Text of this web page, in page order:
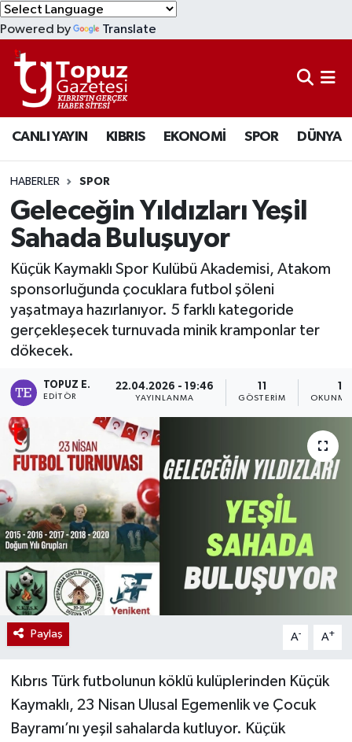
Powered by Translate
CANLI YAYIN KIBRIS EKONOMİ SPOR DÜNYA
HABERLER SPOR
Geleceğin Yıldızları Yeşil
Sahada Buluşuyor
Küçük Kaymaklı Spor Kulübü Akademisi, Atakom
sponsorluğunda çocuklara futbol şöleni
yaşatmaya hazırlanıyor. 5 farklı kategoride
gerçekleşecek turnuvada minik kramponlar ter
dökecek.
TOPUZ E.
EDITÖR
22.04.2026 - 19:46
YAYINLANMA GÖSTERIM
Paylaş A- A+
Kıbrıs Türk futbolunun köklü kulüplerinden Küçük
Kaymaklı, 23 Nisan Ulusal Egemenlik ve Çocuk
Bayramı’nı yeşil sahalarda kutluyor. Küçük
KIBRIS
DÜNYA
EKONOMİ
MAGAZİN
SAĞLIK
SPOR
TEKNOLOJİ
TÜRKİYE
Lefkoşa Nöbetçi Eczaneler
Lefkoşa Hava Durumu
Lefkoşa Trafik Yoğunluk Haritası
Süper Lig Puan Durumu ve Fikstür
Tüm Manşetler
Son Dakika Haberleri
Haber Arşivi